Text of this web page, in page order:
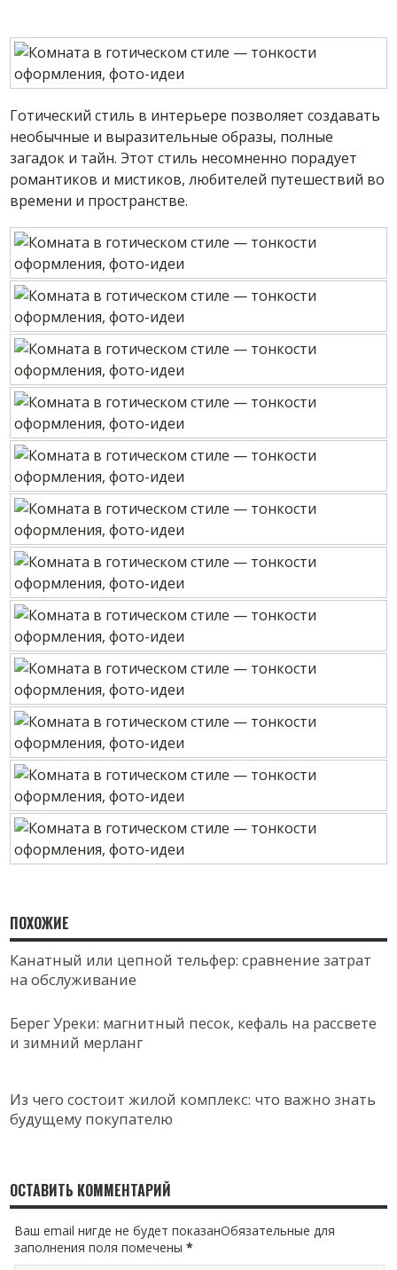
Готический стиль в интерьере позволяет создавать
необычные и выразительные образы, полные
загадок и тайн. Этот стиль несомненно порадует
романтиков и мистиков, любителей путешествий во
времени и пространстве.
ПОХОЖИЕ
Канатный или цепной тельфер: сравнение затрат
на обслуживание
Берег Уреки: магнитный песок, кефаль на рассвете
и зимний мерланг
Из чего состоит жилой комплекс: что важно знать
будущему покупателю
ОСТАВИТЬ КОММЕНТАРИЙ
Ваш email нигде не будет показанОбязательные для
заполнения поля помечены*